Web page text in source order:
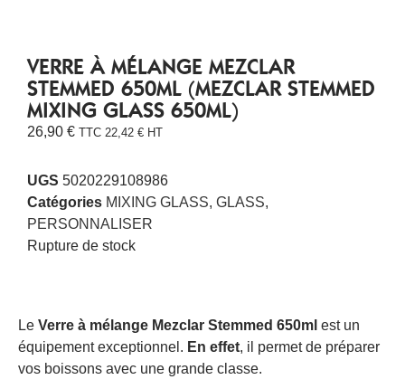
VERRE À MÉLANGE MEZCLAR
STEMMED 650ML (MEZCLAR STEMMED
MIXING GLASS 650ML)
26,90 € TTC 22,42 € HT
UGS 5020229108986
Catégories MIXING GLASS, GLASS,
PERSONNALISER
Rupture de stock
Le Verre à mélange Mezclar Stemmed 650ml est un
équipement exceptionnel. En effet, il permet de préparer
vos boissons avec une grande classe.